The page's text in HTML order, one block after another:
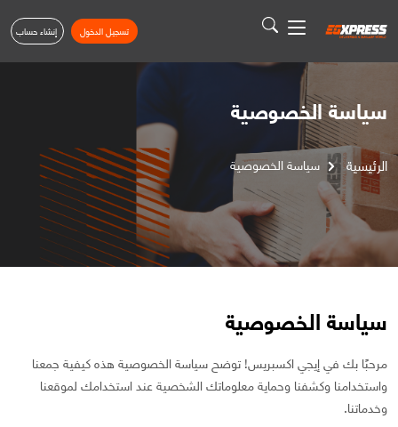
تسجيل الدخول إنشاء حساب
سياسة الخصوصية
الرئيسية سياسة الخصوصية
سياسة الخصوصية
مرحبًا بك في إيجي اكسبريس! توضح سياسة الخصوصية هذه كيفية جمعنا
واستخدامنا وكشفنا وحماية معلوماتك الشخصية عند استخدامك لموقعنا
وخدماتنا.